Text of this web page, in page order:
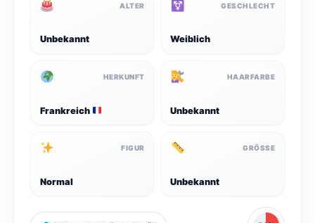
ALTER
Unbekannt
GESCHLECHT
Weiblich
HERKUNFT
Frankreich
HAARFARBE
Unbekannt
FIGUR
Normal
GRÖSSE
Unbekannt